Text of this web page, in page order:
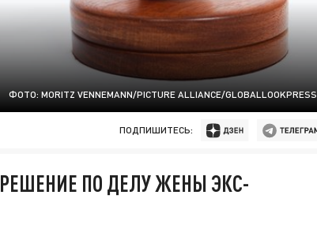
ФОТО: MORITZ VENNEMANN/PICTURE ALLIANCE/GLOBALLOOKPRESS
ПОДПИШИТЕСЬ:
ПО ДЕЛУ ЖЕНЫ ЭКС-